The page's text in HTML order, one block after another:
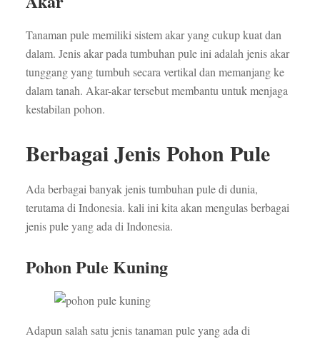
Tanaman pule memiliki sistem akar yang cukup kuat dan
dalam. Jenis akar pada tumbuhan pule ini adalah jenis akar
tunggang yang tumbuh secara vertikal dan memanjang ke
dalam tanah. Akar-akar tersebut membantu untuk menjaga
kestabilan pohon.
Berbagai Jenis Pohon Pule
Ada berbagai banyak jenis tumbuhan pule di dunia,
terutama di Indonesia. kali ini kita akan mengulas berbagai
jenis pule yang ada di Indonesia.
Pohon Pule Kuning
Adapun salah satu jenis tanaman pule yang ada di